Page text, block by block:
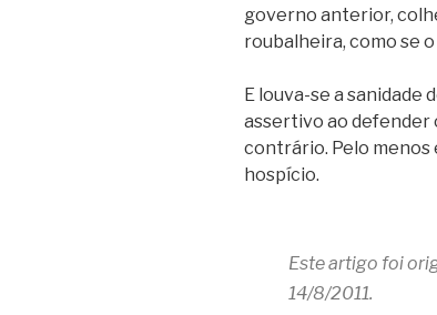
governo anterior,
roubalheira, como se
E louva-se a sanidade
assertivo ao defender
contrário. Pelo menos
hospício.
Este artigo foi
14/8/2011.